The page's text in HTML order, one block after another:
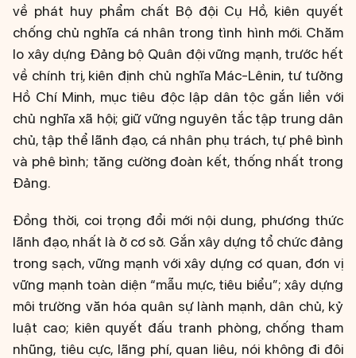
về phát huy phẩm chất Bộ đội Cụ Hồ, kiên quyết
chống chủ nghĩa cá nhân trong tình hình mới. Chăm
lo xây dựng Đảng bộ Quân đội vững mạnh, trước hết
về chính trị, kiên định chủ nghĩa Mác-Lênin, tư tưởng
Hồ Chí Minh, mục tiêu độc lập dân tộc gắn liền với
chủ nghĩa xã hội; giữ vững nguyên tắc tập trung dân
chủ, tập thể lãnh đạo, cá nhân phụ trách, tự phê bình
và phê bình; tăng cường đoàn kết, thống nhất trong
Đảng.
Đồng thời, coi trọng đổi mới nội dung, phương thức
lãnh đạo, nhất là ở cơ sở. Gắn xây dựng tổ chức đảng
trong sạch, vững mạnh với xây dựng cơ quan, đơn vị
vững mạnh toàn diện “mẫu mực, tiêu biểu”; xây dựng
môi trường văn hóa quân sự lành mạnh, dân chủ, kỷ
luật cao; kiên quyết đấu tranh phòng, chống tham
nhũng, tiêu cực, lãng phí, quan liêu, nói không đi đôi